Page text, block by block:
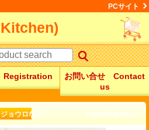
PCサイト
Kitchen)
Registration
お問い合せ Contact
us
ョウロなど： a watering can...